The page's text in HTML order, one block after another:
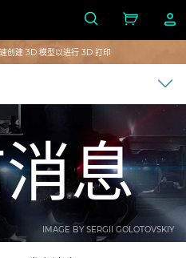
创建 3D 模型以进行 3D 打印
IMAGE BY SERGII GOLOTOVSKIY
息